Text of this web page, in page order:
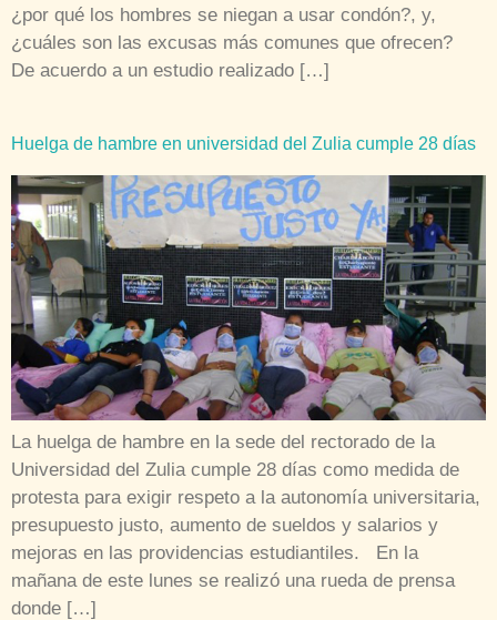
¿por qué los hombres se niegan a usar condón?, y,
¿cuáles son las excusas más comunes que ofrecen?
De acuerdo a un estudio realizado […]
Huelga de hambre en universidad del Zulia cumple 28 días
La huelga de hambre en la sede del rectorado de la
Universidad del Zulia cumple 28 días como medida de
protesta para exigir respeto a la autonomía universitaria,
presupuesto justo, aumento de sueldos y salarios y
mejoras en las providencias estudiantiles. En la
mañana de este lunes se realizó una rueda de prensa
donde […]